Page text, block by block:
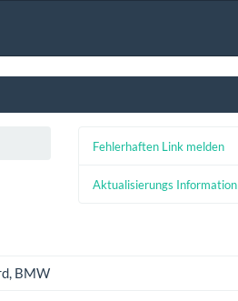
Fehlerhaften Link melden
Aktualisierungs Information
BMW